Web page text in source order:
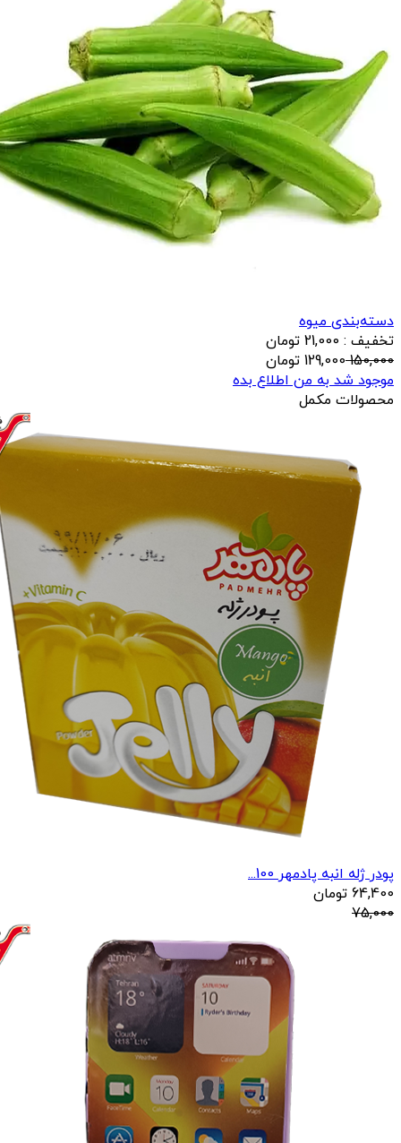
دسته‌بندی میوه
تخفیف : 21,000 تومان
150,000
129,000 تومان
موجود شد به من اطلاع بده
محصولات مکمل
پودر ژله انبه پادمهر 100...
64,400 تومان
75,000